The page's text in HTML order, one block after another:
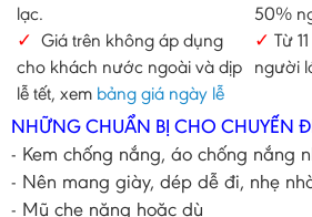
lạc.
✓ Giá trên không áp dụng
cho khách nước ngoài và dịp
lễ tết, xem bảng giá ngày lễ
50%
✓ Từ
người
NHỮNG CHUẨN BỊ CHO CHUYẾN
- Kem chống nắng, áo chống nắng
- Nên mang giày, dép dễ đi, nhẹ
- Mũ che năng hoặc dù